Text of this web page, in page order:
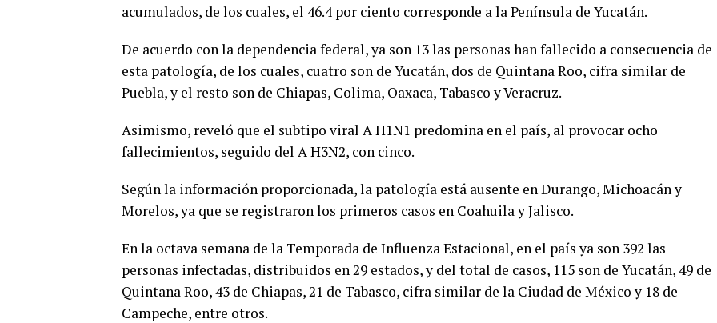
acumulados, de los cuales, el 46.4 por ciento corresponde a la Península de Yucatán.
De acuerdo con la dependencia federal, ya son 13 las personas han fallecido a consecuencia de
esta patología, de los cuales, cuatro son de Yucatán, dos de Quintana Roo, cifra similar de
Puebla, y el resto son de Chiapas, Colima, Oaxaca, Tabasco y Veracruz.
Asimismo, reveló que el subtipo viral A H1N1 predomina en el país, al provocar ocho
fallecimientos, seguido del A H3N2, con cinco.
Según la información proporcionada, la patología está ausente en Durango, Michoacán y
Morelos, ya que se registraron los primeros casos en Coahuila y Jalisco.
En la octava semana de la Temporada de Influenza Estacional, en el país ya son 392 las
personas infectadas, distribuidos en 29 estados, y del total de casos, 115 son de Yucatán, 49 de
Quintana Roo, 43 de Chiapas, 21 de Tabasco, cifra similar de la Ciudad de México y 18 de
Campeche, entre otros.